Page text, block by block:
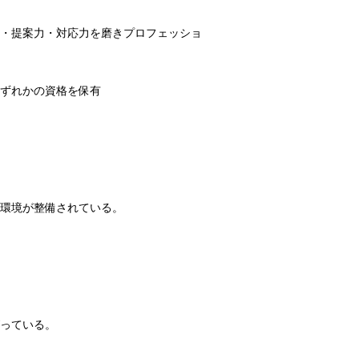
提案力・対応力を磨きプロフェッショ
れかの資格を保有
境が整備されている。
ている。